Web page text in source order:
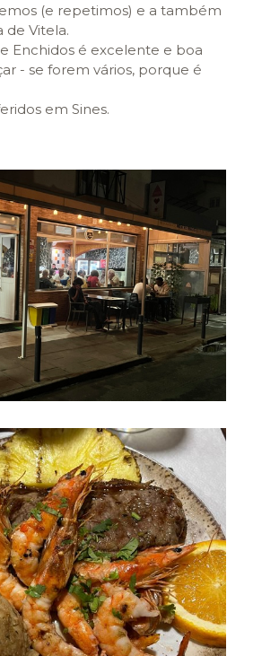
(e repetimos) e a também
de Vitela.
Enchidos é excelente e boa
- se forem vários, porque é
em Sines.